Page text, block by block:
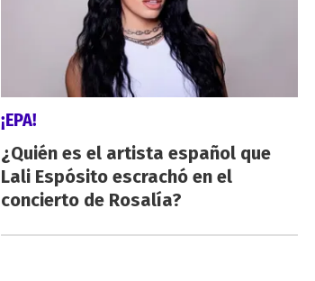
¡EPA!
¿Quién es el artista español que
Lali Espósito escrachó en el
concierto de Rosalía?